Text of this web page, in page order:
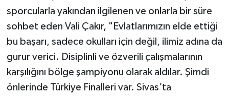
sporcularla yakından ilgilenen ve onlarla bir süre
sohbet eden Vali Çakır, "Evlatlarımızın elde ettiği
bu başarı, sadece okulları için değil, ilimiz adına da
gurur verici. Disiplinli ve özverili çalışmalarının
karşılığını bölge şampiyonu olarak aldılar. Şimdi
önlerinde Türkiye Finalleri var. Sivas’ta